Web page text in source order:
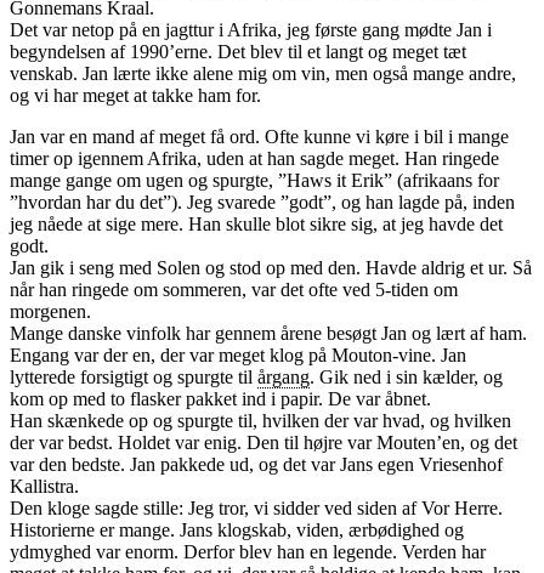
Gonnemans Kraal.
Det var netop på en jagttur i Afrika, jeg første gang mødte Jan i
begyndelsen af 1990’erne. Det blev til et langt og meget tæt
venskab. Jan lærte ikke alene mig om vin, men også mange andre,
og vi har meget at takke ham for.
Jan var en mand af meget få ord. Ofte kunne vi køre i bil i mange
timer op igennem Afrika, uden at han sagde meget. Han ringede
mange gange om ugen og spurgte, ”Haws it Erik” (afrikaans for
”hvordan har du det”). Jeg svarede ”godt”, og han lagde på, inden
jeg nåede at sige mere. Han skulle blot sikre sig, at jeg havde det
godt.
Jan gik i seng med Solen og stod op med den. Havde aldrig et ur. Så
når han ringede om sommeren, var det ofte ved 5-tiden om
morgenen.
Mange danske vinfolk har gennem årene besøgt Jan og lært af ham.
Engang var der en, der var meget klog på Mouton-vine. Jan
lytterede forsigtigt og spurgte til årgang. Gik ned i sin kælder, og
kom op med to flasker pakket ind i papir. De var åbnet.
Han skænkede op og spurgte til, hvilken der var hvad, og hvilken
der var bedst. Holdet var enig. Den til højre var Mouten’en, og det
var den bedste. Jan pakkede ud, og det var Jans egen Vriesenhof
Kallistra.
Den kloge sagde stille: Jeg tror, vi sidder ved siden af Vor Herre.
Historierne er mange. Jans klogskab, viden, ærbødighed og
ydmyghed var enorm. Derfor blev han en legende. Verden har